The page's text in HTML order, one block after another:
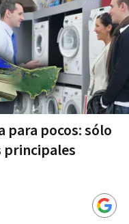
para pocos: sólo
principales